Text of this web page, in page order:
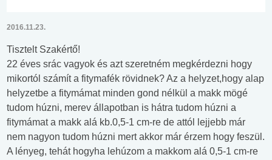
2016.11.23.
Tisztelt Szakértő!
22 éves srác vagyok és azt szeretném megkérdezni hogy
mikortól számít a fitymafék rövidnek? Az a helyzet,hogy alap
helyzetbe a fitymámat minden gond nélkül a makk mögé
tudom húzni, merev állapotban is hátra tudom húzni a
fitymámat a makk alá kb.0,5-1 cm-re de attól lejjebb már
nem nagyon tudom húzni mert akkor már érzem hogy feszül.
A lényeg, tehát hogyha lehúzom a makkom alá 0,5-1 cm-re